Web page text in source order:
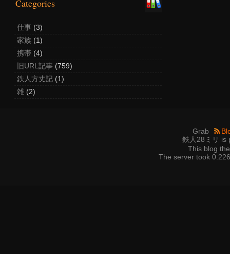
Categories
仕事 (3)
家族 (1)
携帯 (4)
旧URL記事 (759)
鉄人方丈記 (1)
雑 (2)
Grab
鉄人28ミリ
This blog
The server took